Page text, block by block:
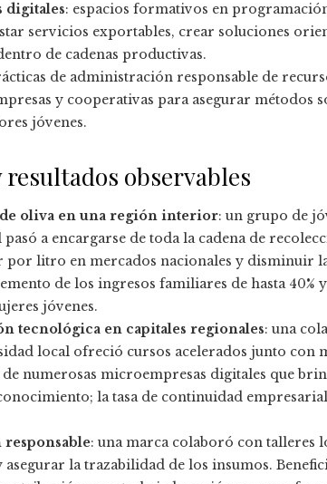
digitales: espacios formativos en
servicios exportables, crear soluciones
de cadenas productivas.
de administración responsable de
y cooperativas para asegurar métodos
jóvenes.
resultados observables
oliva en una región interior: un grupo de
a encargarse de toda la cadena de
litro en mercados nacionales y disminuir
de los ingresos familiares de hasta 40%
jóvenes.
tecnológica en capitales regionales: una
local ofreció cursos acelerados junto con
numerosas microempresas digitales que
la tasa de continuidad
responsable: una marca colaboró con talleres
la trazabilidad de los insumos.